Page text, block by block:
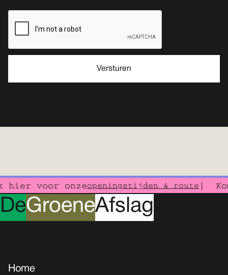
voor onzeopeningstijden & route|
DeGroeneAfslag
Home